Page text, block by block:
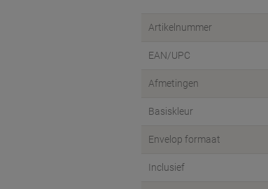
Artikelnummer
EAN/UPC
Afmetingen
Basiskleur
Envelop formaat
Inclusief